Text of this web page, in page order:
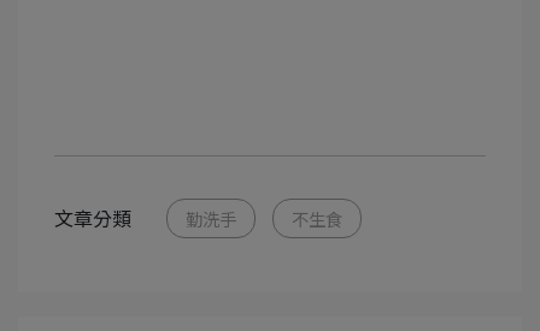
文章分類 勤洗手 不生食